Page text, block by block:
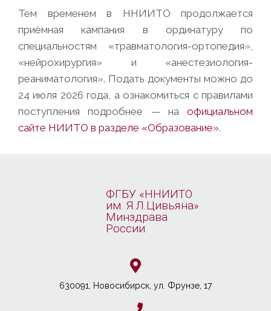
Тем временем в ННИИТО продолжается
приёмная кампания в ординатуру по
специальностям «травматология-ортопедия»,
«нейрохирургия» и «анестезиология-
реаниматология». Подать документы можно до
24 июля 2026 года, а ознакомиться с правилами
поступления подробнее — на официальном
сайте НИИТО в разделе «Образование».
ФГБУ «ННИИТО
им. Я.Л.Цивьяна»
Минздрава
России
630091, Новосибирcк, ул. Фрунзе, 17